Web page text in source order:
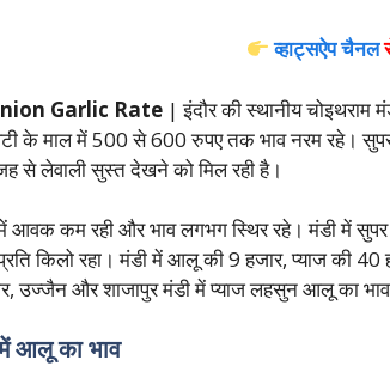
व्हाट्सऐप चैनल
Garlic Rate | इंदौर की स्थानीय
के माल में 500 से 600 रुपए तक भाव नरम रहे।
से लेवाली सुस्त देखने को मिल रही है।
आवक कम रही और भाव लगभग स्थिर रहे। मंडी में
किलो रहा। मंडी में आलू की 9 हजार, प्याज की
उज्जैन और शाजापुर मंडी में प्याज लहसुन आलू का
में आलू का भाव